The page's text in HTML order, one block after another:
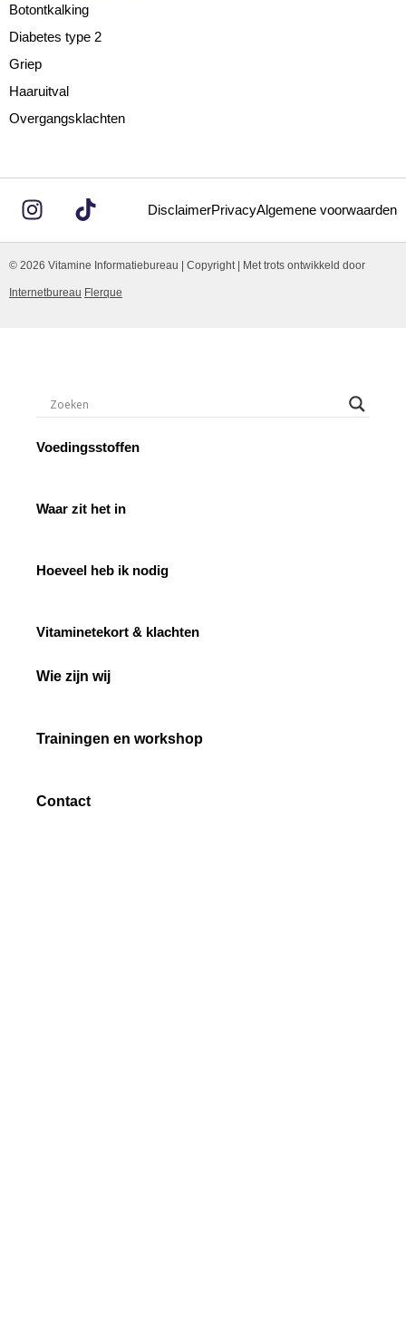
Botontkalking
Diabetes type 2
Griep
Haaruitval
Overgangsklachten
DisclaimerPrivacyAlgemene voorwaarden
© 2026 Vitamine Informatiebureau | Copyright | Met trots ontwikkeld door
Internetbureau Flerque
Voedingsstoffen
Waar zit het in
Hoeveel heb ik nodig
Vitaminetekort & klachten
Wie zijn wij
Trainingen en workshop
Contact